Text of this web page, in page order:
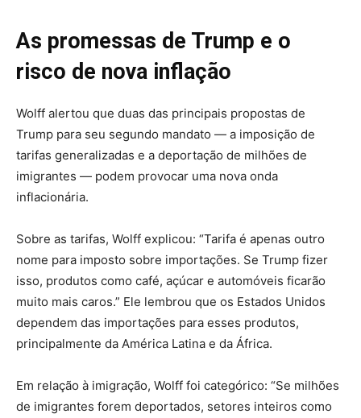
As promessas de Trump e o
risco de nova inflação
Wolff alertou que duas das principais propostas de
Trump para seu segundo mandato — a imposição de
tarifas generalizadas e a deportação de milhões de
imigrantes — podem provocar uma nova onda
inflacionária.
Sobre as tarifas, Wolff explicou: “Tarifa é apenas outro
nome para imposto sobre importações. Se Trump fizer
isso, produtos como café, açúcar e automóveis ficarão
muito mais caros.” Ele lembrou que os Estados Unidos
dependem das importações para esses produtos,
principalmente da América Latina e da África.
Em relação à imigração, Wolff foi categórico: “Se milhões
de imigrantes forem deportados, setores inteiros como